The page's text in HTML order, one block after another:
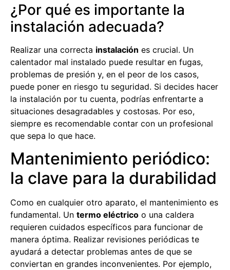
¿Por qué es importante la
instalación adecuada?
Realizar una correcta instalación es crucial. Un
calentador mal instalado puede resultar en fugas,
problemas de presión y, en el peor de los casos,
puede poner en riesgo tu seguridad. Si decides hacer
la instalación por tu cuenta, podrías enfrentarte a
situaciones desagradables y costosas. Por eso,
siempre es recomendable contar con un profesional
que sepa lo que hace.
Mantenimiento periódico:
la clave para la durabilidad
Como en cualquier otro aparato, el mantenimiento es
fundamental. Un termo eléctrico o una caldera
requieren cuidados específicos para funcionar de
manera óptima. Realizar revisiones periódicas te
ayudará a detectar problemas antes de que se
conviertan en grandes inconvenientes. Por ejemplo,